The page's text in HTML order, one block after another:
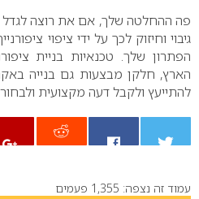
פה ההחלטה שלך, אם את רוצה לגדל
גיבוי וחיזוק לכך על ידי ציפוי
הפתרון שלך. טכנאיות בניית
הארץ, חלקן מבצעות גם בנייה
להתייעץ ולקבל דעה מקצועית
עמוד זה נצפה: 1,355 פעמים